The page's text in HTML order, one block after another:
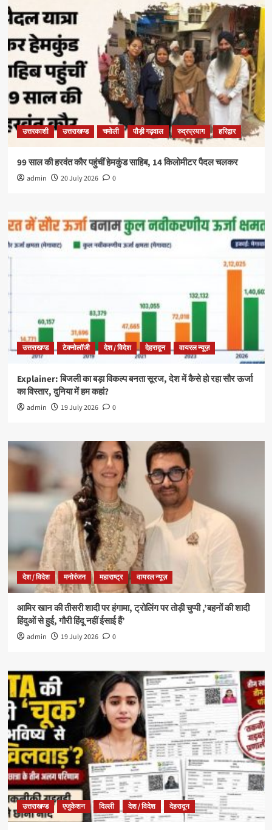
उत्तरकाशी उत्तराखण्ड चमोली पौड़ी गढ़वाल रुद्रप्रयाग हरिद्वार
99 साल की हरवंत कौर पहुंचीं हेमकुंड साहिब, 14 किलोमीटर पैदल चलकर
admin 20 July 2026 0
उत्तराखण्ड टेक्नोलॉजी देश / विदेश देहरादून वायरल न्यूज़
Explainer: बिजली का बड़ा विकल्प बनता सूरज, देश में कैसे हो रहा सौर ऊर्जा
का विस्तार, दुनिया में हम कहां?
admin 19 July 2026 0
देश / विदेश मनोरंजन महाराष्ट्र वायरल न्यूज़
आमिर खान की तीसरी शादी पर हंगामा, ट्रोलिंग पर तोड़ी चुप्पी ,’बहनों की शादी
हिंदुओं से हुई, गौरी हिंदू नहीं ईसाई हैं’
admin 19 July 2026 0
उत्तराखण्ड एजुकेशन दिल्ली देश / विदेश देहरादून